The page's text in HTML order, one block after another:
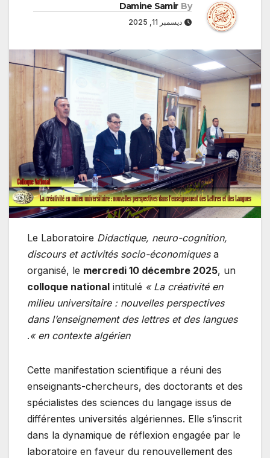
By
Damine Samir
ديسمبر 11, 2025
Le Laboratoire Didactique, neuro-cognition,
discours et activités socio-économiquesa
organisé, le mercredi 10 décembre 2025, un
colloque national intitulé « La créativité en
milieu universitaire : nouvelles perspectives
dans l’enseignement des lettres et des langues
en contexte algérien »
.
Cette manifestation scientifique a réuni des
enseignants-chercheurs, des doctorants et des
spécialistes des sciences du langage issus de
différentes universités algériennes. Elle s’inscrit
dans la dynamique de réflexion engagée par le
laboratoire en faveur du renouvellement des